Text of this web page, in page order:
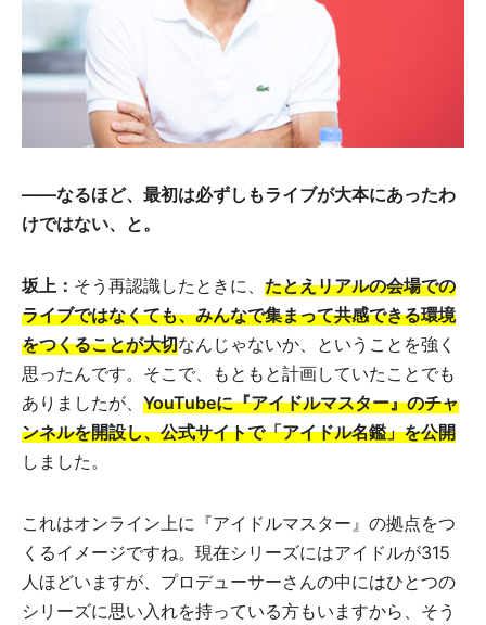
――なるほど、最初は必ずしもライブが大本にあったわ
けではない、と。
坂上： そう再認識したときに、 たとえリアルの会場での
ライブではなくても、みんなで集まって共感できる環境
をつくることが大切なんじゃないか、ということを強く
思ったんです。そこで、もともと計画していたことでも
ありましたが、 YouTubeに『アイドルマスター』のチャ
ンネルを開設し、公式サイトで「アイドル名鑑」を公開
しました。
これはオンライン上に『アイドルマスター』の拠点をつ
くるイメージですね。現在シリーズにはアイドルが315
人ほどいますが、プロデューサーさんの中にはひとつの
シリーズに思い入れを持っている方もいますから、そう